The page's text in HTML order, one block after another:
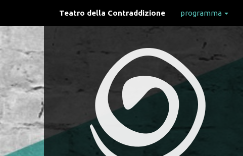
Teatro della Contraddizione programma